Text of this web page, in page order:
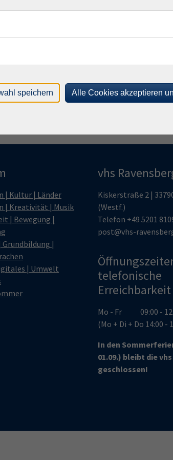
Erde in allen Kontinenten nachgehen.
| Kultur | Länder
| Kreativität | Musik
| Bewegung |
Grundbildung |
| Umwelt
vhs
Kiskerstraße 2 |
(Westf.)
Telefon +49 5201
post@vhs-
telefonische
Erreichbarkeit
Mo - Fr 09:00 -
(Mo + Di + Do 14:00 -
In den
01.09.) bleibt die
geschlossen!
speichern Alle Cookies akzeptieren